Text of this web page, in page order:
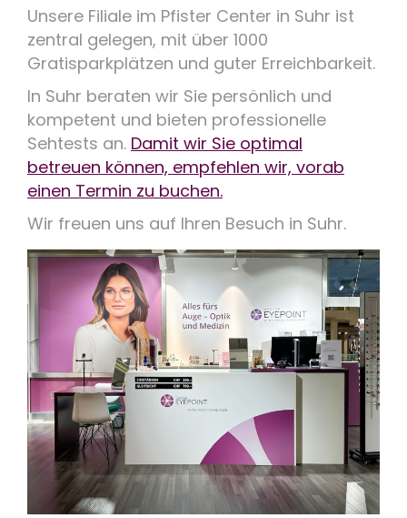
Unsere Filiale im Pfister Center in Suhr ist
zentral gelegen, mit über 1000
Gratisparkplätzen und guter Erreichbarkeit.
In Suhr beraten wir Sie persönlich und
kompetent und bieten professionelle
Sehtests an. Damit wir Sie optimal
betreuen können, empfehlen wir, vorab
einen Termin zu buchen.
Wir freuen uns auf Ihren Besuch in Suhr.